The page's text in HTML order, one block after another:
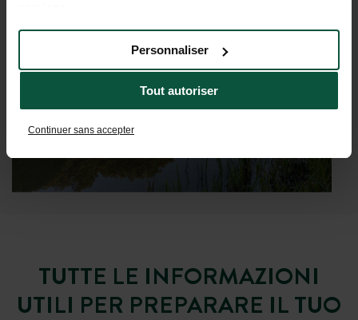
Tout autoriser
Personnaliser
Continuer sans accepter
TUTTE LE INFORMAZIONI
UTILI PER PREPARARE IL TUO